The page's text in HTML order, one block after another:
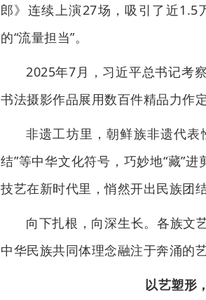
郎》连续上演27场，吸引了近1.5
的“流量担当”。
2025年7月，习近平总书记考
书法摄影作品展用数百件精品力作
非遗工坊里，朝鲜族非遗代表
结”等中华文化符号，巧妙地“藏”
技艺在新时代里，悄然开出民族团
向下扎根，向深生长。各族文
中华民族共同体理念融注于奔涌的
以艺塑形